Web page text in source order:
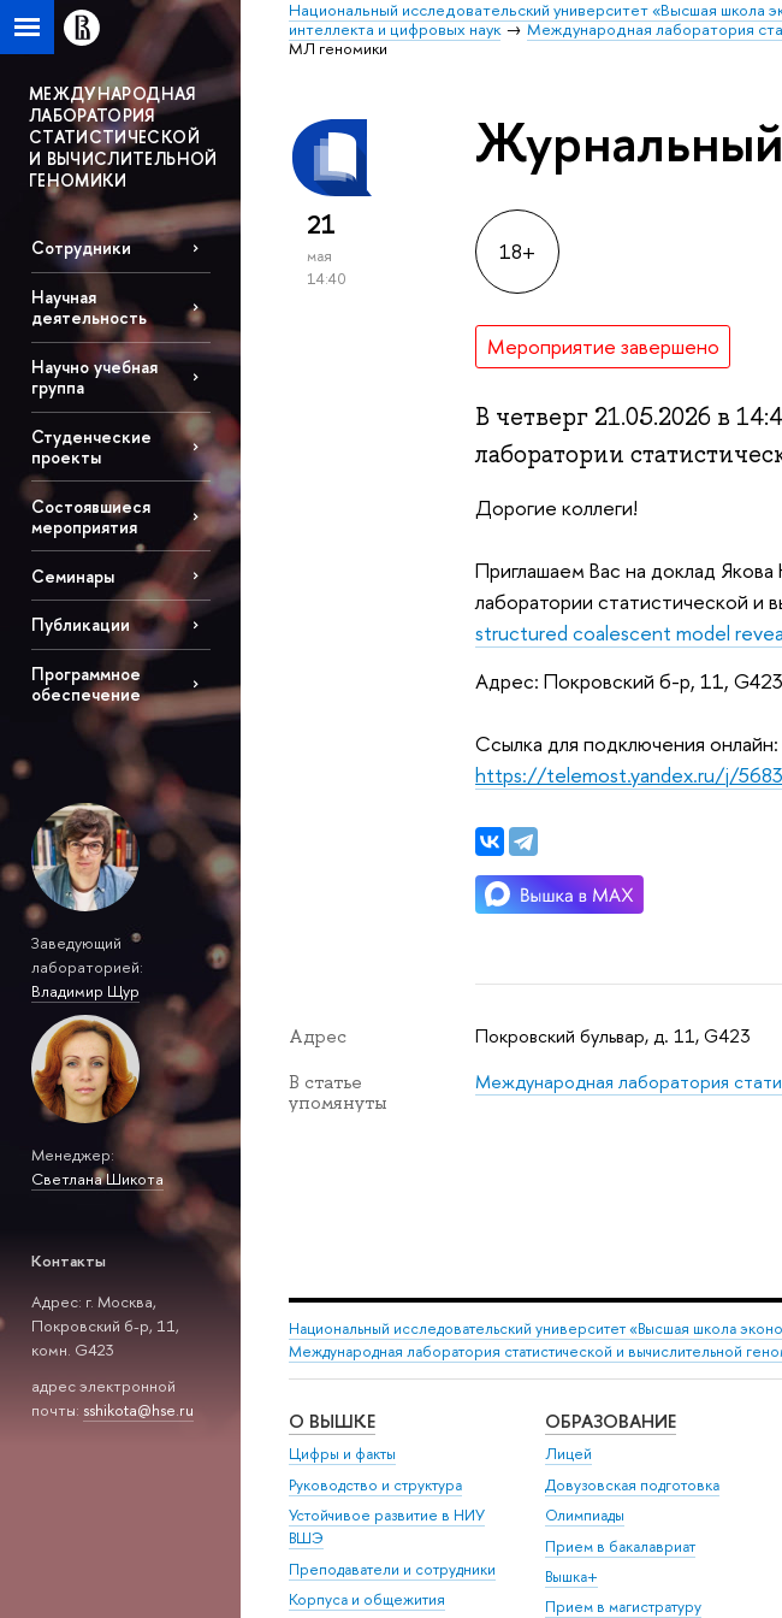
Национальный исследовательский университет «Высшая школа
интеллекта и цифровых наук
Международная лаборатория
МЛ геномики
МЕЖДУНАРОДНАЯ
ЛАБОРАТОРИЯ
СТАТИСТИЧЕСКОЙ
И ВЫЧИСЛИТЕЛЬНОЙ
ГЕНОМИКИ
Сотрудники
Научная
деятельность
Научно учебная
группа
Студенческие
проекты
Состоявшиеся
мероприятия
Семинары
Публикации
Программное
обеспечение
Заведующий
лабораторией:
Владимир Щур
Менеджер:
Светлана Шикота
Контакты
Адрес: г. Москва,
Покровский б-р, 11,
комн. G423
адрес электронной
почты: sshikota@hse.ru
21
мая
14:40
18+
Мероприятие завершено
В четверг 21.05.2026 в
лаборатории
Дорогие коллеги!
Приглашаем Вас на доклад Якова
лаборатории статистической и
structured coalescent model
Адрес: Покровский б-р, 11, G423
Ссылка для подключения онлайн:
https://telemost.yandex.ru/j/
Адрес Покровский бульвар, д. 11, G423
В статье
упомянуты
Международная лаборатория
Национальный исследовательский университет «Высшая школа
Международная лаборатория статистической и вычислительной
О ВЫШКЕ
Цифры и факты
Руководство и структура
Устойчивое развитие в НИУ
ВШЭ
Преподаватели и сотрудники
Корпуса и общежития
ОБРАЗОВАНИЕ
Лицей
Довузовская подготовка
Олимпиады
Прием в бакалавриат
Вышка+
Прием в магистратуру